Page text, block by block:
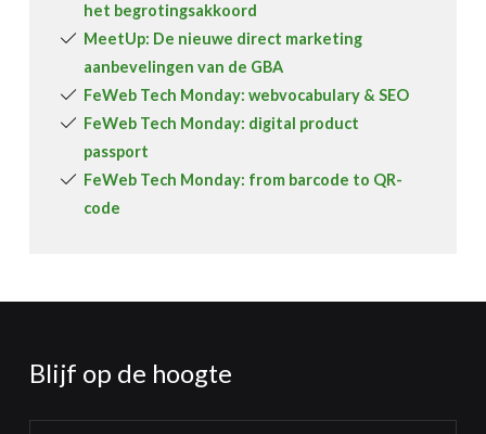
het begrotingsakkoord
MeetUp: De nieuwe direct marketing
aanbevelingen van de GBA
FeWeb Tech Monday: webvocabulary & SEO
FeWeb Tech Monday: digital product
passport
FeWeb Tech Monday: from barcode to QR-
code
Blijf op de hoogte